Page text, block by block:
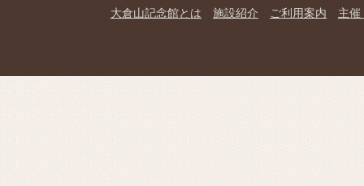
大倉山記念館とは 施設紹介 ご利用案内 主催